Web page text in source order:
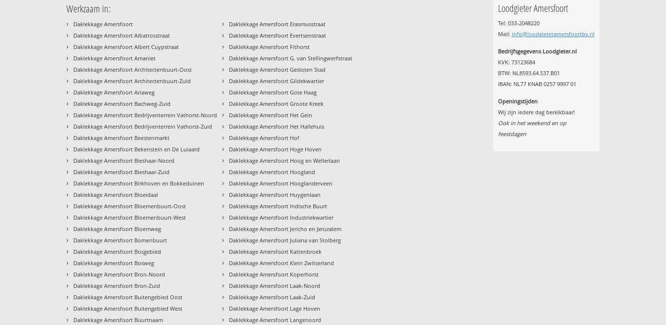
Werkzaam in:
› Daklekkage Amersfoort
› Daklekkage Amersfoort Albatrosstraat
› Daklekkage Amersfoort Albert Cuypstraat
› Daklekkage Amersfoort Amaniet
› Daklekkage Amersfoort Architectenbuurt-Oost
› Daklekkage Amersfoort Architectenbuurt-Zuid
› Daklekkage Amersfoort Ariaweg
› Daklekkage Amersfoort Bachweg-Zuid
› Daklekkage Amersfoort Bedrijventerrein Vathorst-Noord
› Daklekkage Amersfoort Bedrijventerrein Vathorst-Zuid
› Daklekkage Amersfoort Beestenmarkt
› Daklekkage Amersfoort Bekenstein en De Luiaard
› Daklekkage Amersfoort Bieshaar-Noord
› Daklekkage Amersfoort Bieshaar-Zuid
› Daklekkage Amersfoort Birkhoven en Bokkeduinen
› Daklekkage Amersfoort Bloeidaal
› Daklekkage Amersfoort Bloemenbuurt-Oost
› Daklekkage Amersfoort Bloemenbuurt-West
› Daklekkage Amersfoort Bloemweg
› Daklekkage Amersfoort Bomenbuurt
› Daklekkage Amersfoort Bosgebied
› Daklekkage Amersfoort Bosweg
› Daklekkage Amersfoort Bron-Noord
› Daklekkage Amersfoort Bron-Zuid
› Daklekkage Amersfoort Buitengebied Oost
› Daklekkage Amersfoort Buitengebied West
› Daklekkage Amersfoort Buurtnaam
› Daklekkage Amersfoort Erasmusstraat
› Daklekkage Amersfoort Evertsenstraat
› Daklekkage Amersfoort Fithorst
› Daklekkage Amersfoort G. van Stellingwerfstraat
› Daklekkage Amersfoort Gesloten Stad
› Daklekkage Amersfoort Gildekwartier
› Daklekkage Amersfoort Gote Haag
› Daklekkage Amersfoort Groote Kreek
› Daklekkage Amersfoort Het Gein
› Daklekkage Amersfoort Het Hallehuis
› Daklekkage Amersfoort Hof
› Daklekkage Amersfoort Hoge Hoven
› Daklekkage Amersfoort Hoog en Wellerlaan
› Daklekkage Amersfoort Hoogland
› Daklekkage Amersfoort Hooglanderveen
› Daklekkage Amersfoort Huygenlaan
› Daklekkage Amersfoort Indische Buurt
› Daklekkage Amersfoort Industriekwartier
› Daklekkage Amersfoort Jericho en Jeruzalem
› Daklekkage Amersfoort Juliana van Stolberg
› Daklekkage Amersfoort Kattenbroek
› Daklekkage Amersfoort Klein Zwitserland
› Daklekkage Amersfoort Koperhorst
› Daklekkage Amersfoort Laak-Noord
› Daklekkage Amersfoort Laak-Zuid
› Daklekkage Amersfoort Lage Hoven
› Daklekkage Amersfoort Langenoord
Loodgieter Amersfoort
Tel: 033-2048220
Mail: info@loodgieteramersfoortbv.nl
Bedrijfsgegevens Loodgieter.nl
KVK: 73123684
BTW: NL8593.64.537.B01
IBAN: NL77 KNAB 0257 9997 01
Openingstijden
Wij zijn iedere dag bereikbaar!
Ook in het weekend en op
feestdagen